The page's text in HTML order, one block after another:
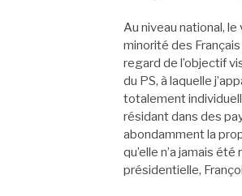
Au niveau national,
minorité des
regard de l’objectif
du PS, à laquelle
totalement
résidant dans des
abondamment la
qu’elle n’a jamais
présidentielle,